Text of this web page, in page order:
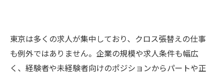
東京は多くの求人が集中しており、クロス張替えの仕事
も例外ではありません。企業の規模や求人条件も幅広
く、経験者や未経験者向けのポジションからパートや正